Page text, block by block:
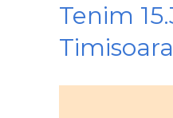
Tenim